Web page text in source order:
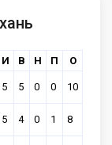
И В Н П О
5 5 0 0 10
5 4 0 1 8